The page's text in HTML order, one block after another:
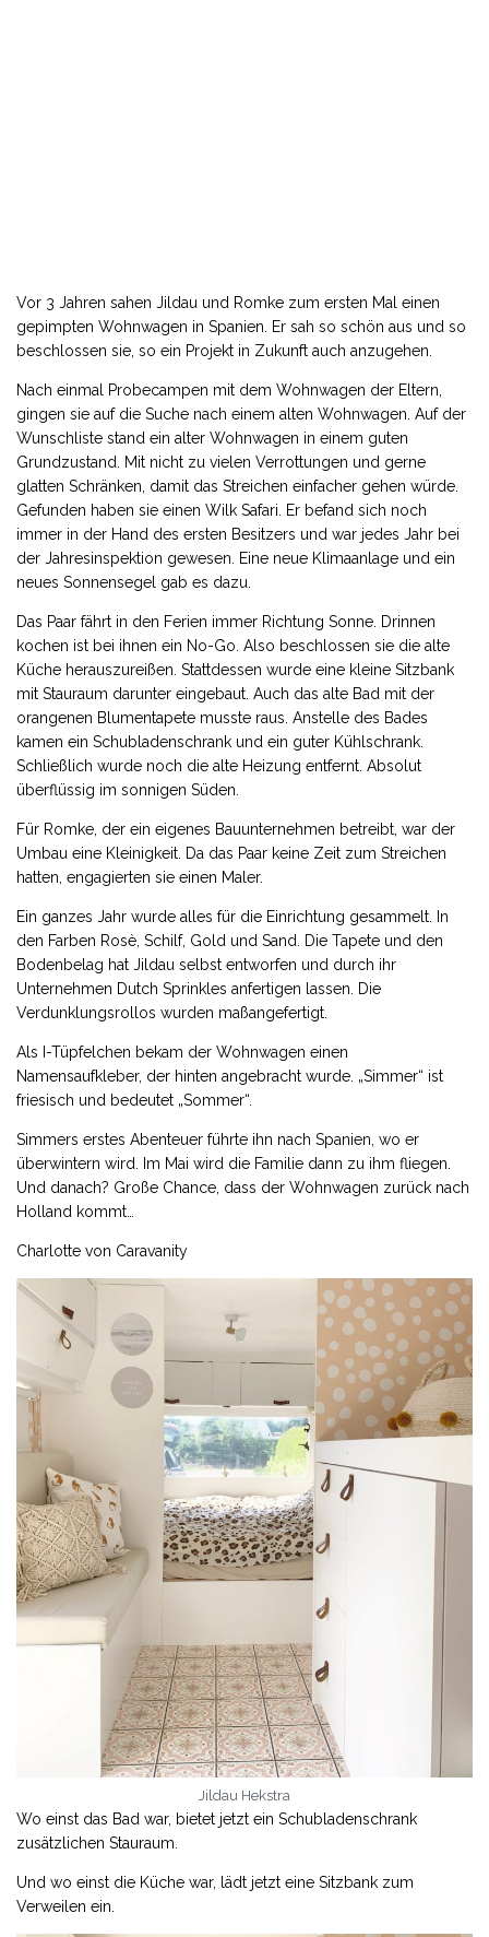
Vor 3 Jahren sahen Jildau und Romke zum ersten Mal einen
gepimpten Wohnwagen in Spanien. Er sah so schön aus und so
beschlossen sie, so ein Projekt in Zukunft auch anzugehen.
Nach einmal Probecampen mit dem Wohnwagen der Eltern,
gingen sie auf die Suche nach einem alten Wohnwagen. Auf der
Wunschliste stand ein alter Wohnwagen in einem guten
Grundzustand. Mit nicht zu vielen Verrottungen und gerne
glatten Schränken, damit das Streichen einfacher gehen würde.
Gefunden haben sie einen Wilk Safari. Er befand sich noch
immer in der Hand des ersten Besitzers und war jedes Jahr bei
der Jahresinspektion gewesen. Eine neue Klimaanlage und ein
neues Sonnensegel gab es dazu.
Das Paar fährt in den Ferien immer Richtung Sonne. Drinnen
kochen ist bei ihnen ein No-Go. Also beschlossen sie die alte
Küche herauszureißen. Stattdessen wurde eine kleine Sitzbank
mit Stauraum darunter eingebaut. Auch das alte Bad mit der
orangenen Blumentapete musste raus. Anstelle des Bades
kamen ein Schubladenschrank und ein guter Kühlschrank.
Schließlich wurde noch die alte Heizung entfernt. Absolut
überflüssig im sonnigen Süden.
Für Romke, der ein eigenes Bauunternehmen betreibt, war der
Umbau eine Kleinigkeit. Da das Paar keine Zeit zum Streichen
hatten, engagierten sie einen Maler.
Ein ganzes Jahr wurde alles für die Einrichtung gesammelt. In
den Farben Rosè, Schilf, Gold und Sand. Die Tapete und den
Bodenbelag hat Jildau selbst entworfen und durch ihr
Unternehmen Dutch Sprinkles anfertigen lassen. Die
Verdunklungsrollos wurden maßangefertigt.
Als I-Tüpfelchen bekam der Wohnwagen einen
Namensaufkleber, der hinten angebracht wurde. „Simmer“ ist
friesisch und bedeutet „Sommer“.
Simmers erstes Abenteuer führte ihn nach Spanien, wo er
überwintern wird. Im Mai wird die Familie dann zu ihm fliegen.
Und danach? Große Chance, dass der Wohnwagen zurück nach
Holland kommt…
Charlotte von Caravanity
Jildau Hekstra
Wo einst das Bad war, bietet jetzt ein Schubladenschrank
zusätzlichen Stauraum.
Und wo einst die Küche war, lädt jetzt eine Sitzbank zum
Verweilen ein.